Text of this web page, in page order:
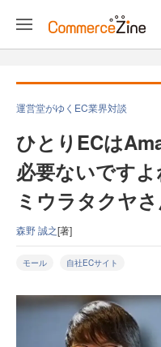
運営堂がゆくEC業界対談
ひとりECは
必要ないです
ミウラタクヤ
森野 誠之[著]
モール 自社ECサイト